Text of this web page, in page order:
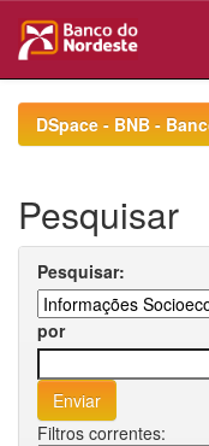
navigationDSpace - BNB -
Pesquisar
Pesquisar:
por
Filtros correntes: